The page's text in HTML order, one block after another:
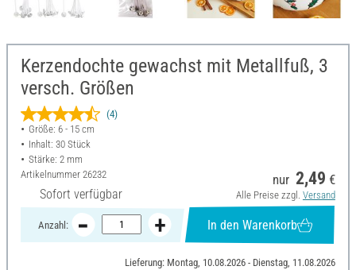
Kerzendochte gewachst mit Metallfuß, 3
versch. Größen
(4)
Größe: 6 - 15 cm
Inhalt: 30 Stück
Stärke: 2 mm
Artikelnummer 26232
Sofort verfügbar
nur 2,49 €
Alle Preise zzgl. Versand
Anzahl: In den Warenkorb
Lieferung: Montag, 10.08.2026 - Dienstag, 11.08.2026